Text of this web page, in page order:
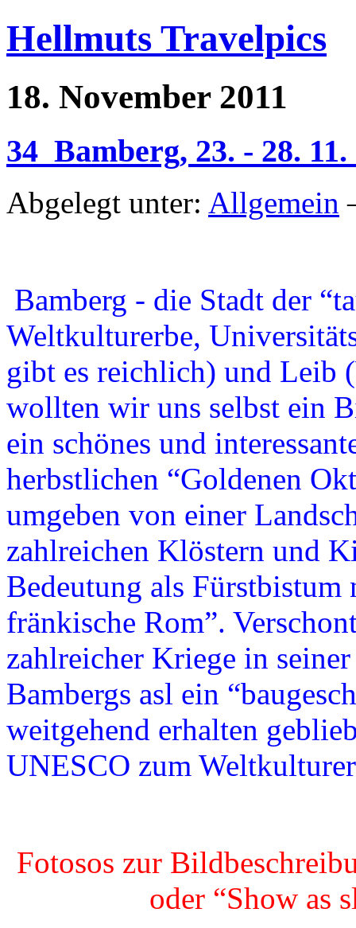
Hellmuts Travelpics
18. November 2011
34_Bamberg, 23. - 28. 11.
Abgelegt unter: Allgemein
Bamberg - die Stadt der
Weltkulturerbe,
gibt es reichlich) und Leib
wollten wir uns selbst ein
ein schönes und
herbstlichen “Goldenen
umgeben von einer
zahlreichen Klöstern und
Bedeutung als Fürstbistum
fränkische Rom”.
zahlreicher Kriege in
Bambergs asl ein
weitgehend erhalten
UNESCO zum
Fotosos zur
oder “Show as